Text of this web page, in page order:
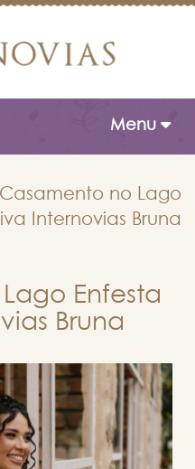
Toggle
Menu
Casamento no Lago
Internovias Bruna
Enfesta
Bruna